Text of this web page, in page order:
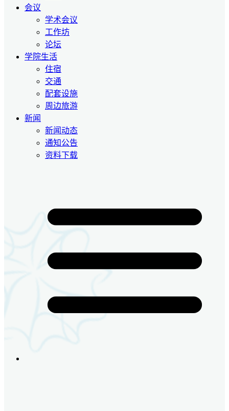
会议
学术会议
工作坊
论坛
学院生活
住宿
交通
配套设施
周边旅游
新闻
新闻动态
通知公告
资料下载